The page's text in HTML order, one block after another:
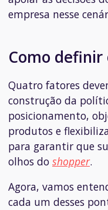
empresa nesse
Como definir
Quatro fatores
construção da
posicionamento,
produtos e
para garantir que
olhos do shopper.
Agora, vamos
cada um desses